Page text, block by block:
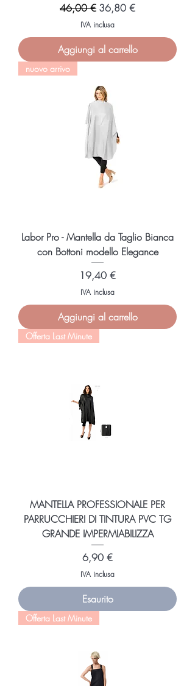
Prezzo regolare
46,00 € Prezzo scontato
36,80 €
IVA inclusa
Aggiungi al carrello
nuovo arrivo
Labor Pro - Mantella da Taglio Bianca
con Bottoni modello Elegance
Prezzo
19,40 €
IVA inclusa
Aggiungi al carrello
Offerta Last Minute
MANTELLA PROFESSIONALE PER
PARRUCCHIERI DI TINTURA PVC TG
GRANDE IMPERMIABILIZZA
Prezzo
6,90 €
IVA inclusa
Esaurito
Offerta Last Minute